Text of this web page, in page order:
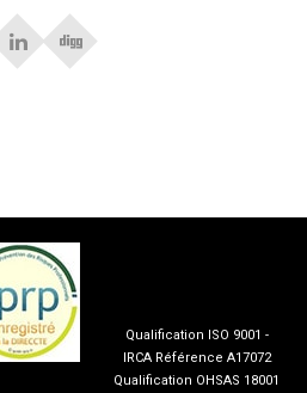
Qualification ISO 9001 -
IRCA Référence A17072
Qualification OHSAS 18001